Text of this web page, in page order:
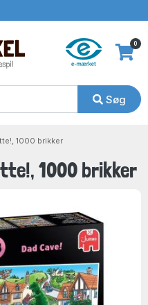
Søg
0
1000 brikker
1000 brikker